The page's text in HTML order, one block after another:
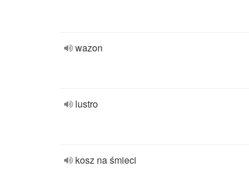
wazon
lustro
kosz na śmieci